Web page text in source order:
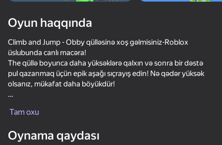
Keyboard Escape: +1 Speed
Oyun haqqında
Climb and Jump - Obby qülləsinə xoş gəlmisiniz-Roblox
üslubunda canlı macəra!
The qüllə boyunca daha yüksəklərə qalxın və sonra bir dəstə
pul qazanmaq üçün epik aşağı sıçrayış edin! Nə qədər yüksək
olsanız, mükafat daha böyükdür!
qazanın!
The daha da yüksəlməyə və daha çox qazanmağa kömək
Tam oxu
Oynama qaydası